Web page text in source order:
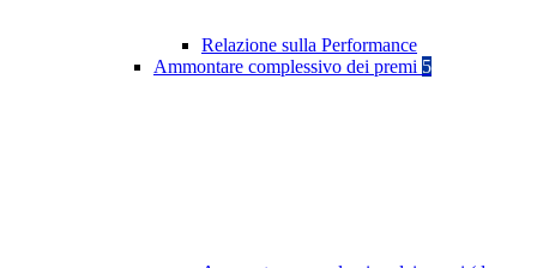
Relazione sulla Performance
Ammontare complessivo dei premi 5